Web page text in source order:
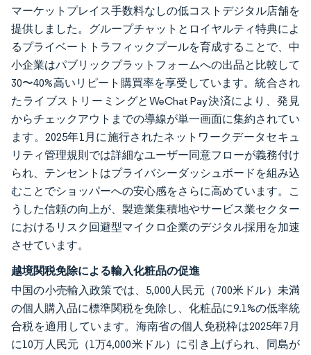
マーケットプレイス手数料なしの低コストデジタル店舗を
提供しました。グループチャットとロイヤルティ特典によ
るプライベートトラフィックプールを育成することで、中
小企業はパブリックプラットフォームへの出品と比較して
30〜40%高いリピート購買率を享受しています。統合され
たライブストリーミングとWeChat Pay決済により、発見
からチェックアウトまでの導線が単一画面に集約されてい
ます。2025年1月に施行されたネットワークデータセキュ
リティ管理規則では詳細なユーザー同意フローが義務付け
られ、テンセントはプライバシーダッシュボードを組み込
むことでショッパーへの安心感をさらに高めています。こ
うした信頼の向上が、製造業集積地やサービス業セクター
におけるリスク回避型マイクロ企業のデジタル採用を加速
させています。
越境関税免除による輸入化粧品の促進
中国の小売輸入政策では、5,000人民元（700米ドル）未満
の個人購入品に標準関税を免除し、化粧品に9.1%の低率統
合税を適用しています。海南省の個人免税枠は2025年7月
に10万人民元（1万4,000米ドル）に引き上げられ、同島が